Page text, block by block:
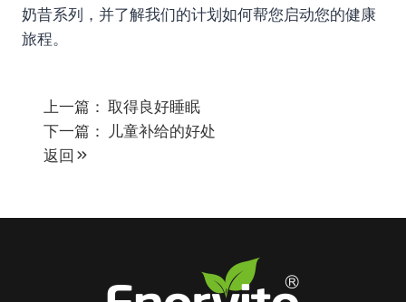
奶昔系列，并了解我们的计划如何帮您启动您的健康
旅程。
上一篇： 取得良好睡眠
下一篇：
儿童补给的好处
返回